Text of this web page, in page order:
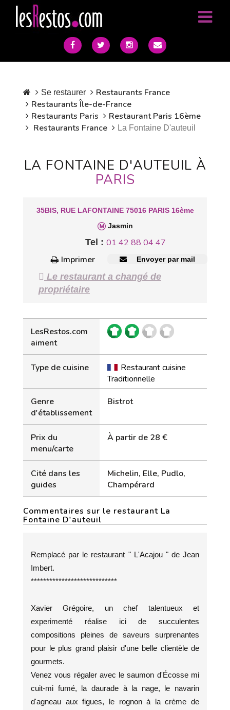
Se restaurer
Restaurants France
Restaurants Île-de-France
Restaurants Paris
Restaurant Paris 16ème
Restaurants France
La Fontaine D'auteuil
LA FONTAINE D'AUTEUIL À
PARIS
35BIS, RUE LAFONTAINE 75016 PARIS 16ème
Jasmin
Tel : 01 42 88 04 47
Imprimer
Envoyer par mail
Le restaurant a changé de
propriétaire
LesRestos.com
aiment
Type de cuisine
Restaurant cuisine
Traditionnelle
Genre
d'établissement
Bistrot
Prix du
menu/carte
À partir de 28 €
Cité dans les
guides
Michelin, Elle, Pudlo,
Champérard
Commentaires sur le restaurant La
Fontaine D'auteuil
Remplacé par le restaurant " L'Acajou " de Jean
Imbert.
****************************
Xavier Grégoire, un chef talentueux et
experimenté réalise ici de succulentes
compositions pleines de saveurs surprenantes
pour le plus grand plaisir d'une belle clientèle de
gourmets.
Venez vous régaler avec le saumon d'Écosse mi
cuit-mi fumé, la daurade à la nage, le navarin
d'agneau aux figues, le rognon à la crème de